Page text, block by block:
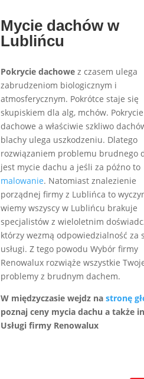
Mycie dachów w
Lublińcu
Pokrycie dachowe z czasem ulega
zabrudzeniom biologicznym i
atmosferycznym. Pokrótce staje się
skupiskiem dla alg, mchów. Pokrycie
dachowe a właściwie szkliwo
blachy ulega uszkodzeniu. Dlatego
rozwiązaniem problemu brudnego
jest mycie dachu a jeśli za późno to
malowanie. Natomiast znalezienie
porządnej firmy z Lublińca to
wiemy wszyscy w Lublińcu brakuje
specjalistów z wieloletnim
którzy wezmą odpowiedzialność za
usługi. Z tego powodu Wybór firmy
Renowalux rozwiąże wszystkie
problemy z brudnym dachem.
W międzyczasie wejdz na stronę
poznaj ceny mycia dachu a także
Usługi firmy Renowalux